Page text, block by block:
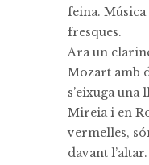
feina.
fresques.
Ara un
Mozart amb
s’eixuga una
Mireia i en
vermelles,
davant